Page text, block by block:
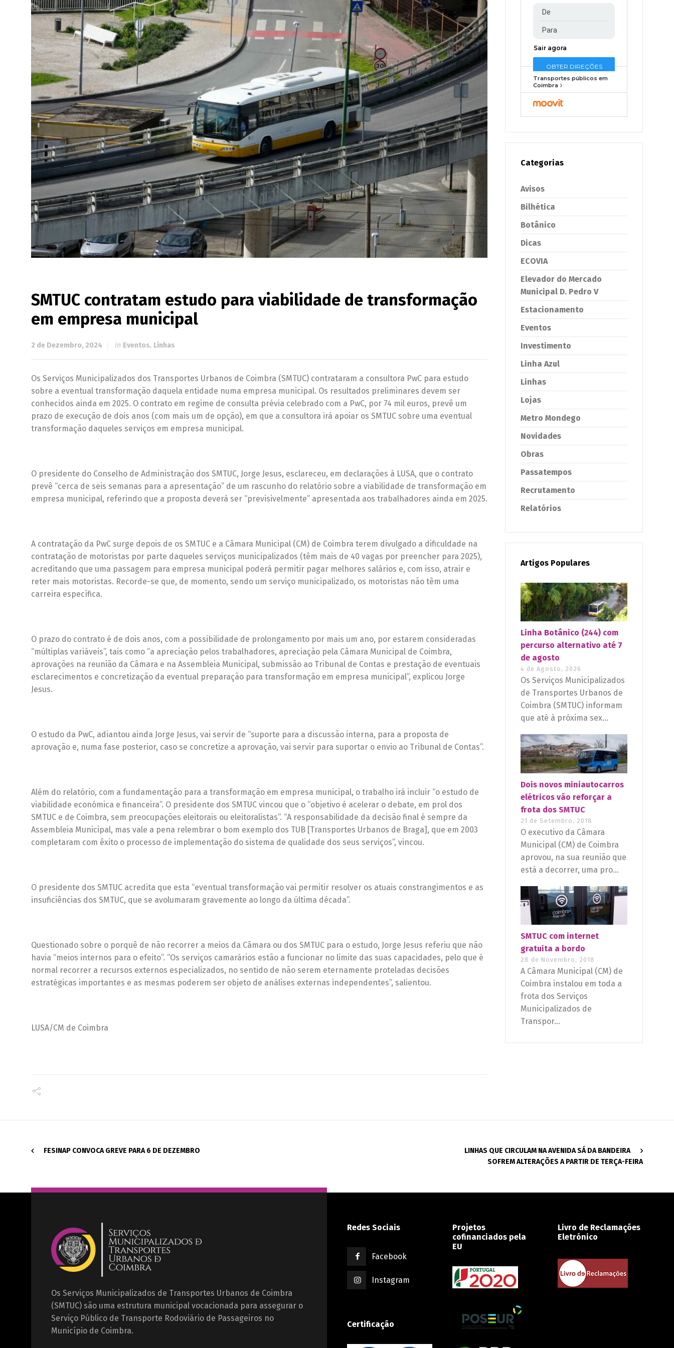
SMTUC contratam estudo para viabilidade de transformação
em empresa municipal
2 de Dezembro, 2024 in Eventos, Linhas
Os Serviços Municipalizados dos Transportes Urbanos de Coimbra (SMTUC) contrataram a consultora PwC para estudo
sobre a eventual transformação daquela entidade numa empresa municipal. Os resultados preliminares devem ser
conhecidos ainda em 2025. O contrato em regime de consulta prévia celebrado com a PwC, por 74 mil euros, prevê um
prazo de execução de dois anos (com mais um de opção), em que a consultora irá apoiar os SMTUC sobre uma eventual
transformação daqueles serviços em empresa municipal.
O presidente do Conselho de Administração dos SMTUC, Jorge Jesus, esclareceu, em declarações à LUSA, que o contrato
prevê “cerca de seis semanas para a apresentação” de um rascunho do relatório sobre a viabilidade de transformação em
empresa municipal, referindo que a proposta deverá ser “previsivelmente” apresentada aos trabalhadores ainda em 2025.
A contratação da PwC surge depois de os SMTUC e a Câmara Municipal (CM) de Coimbra terem divulgado a dificuldade na
contratação de motoristas por parte daqueles serviços municipalizados (têm mais de 40 vagas por preencher para 2025),
acreditando que uma passagem para empresa municipal poderá permitir pagar melhores salários e, com isso, atrair e
reter mais motoristas. Recorde-se que, de momento, sendo um serviço municipalizado, os motoristas não têm uma
carreira específica.
O prazo do contrato é de dois anos, com a possibilidade de prolongamento por mais um ano, por estarem consideradas
“múltiplas variáveis”, tais como “a apreciação pelos trabalhadores, apreciação pela Câmara Municipal de Coimbra,
aprovações na reunião da Câmara e na Assembleia Municipal, submissão ao Tribunal de Contas e prestação de eventuais
esclarecimentos e concretização da eventual preparação para transformação em empresa municipal”, explicou Jorge
Jesus.
O estudo da PwC, adiantou ainda Jorge Jesus, vai servir de “suporte para a discussão interna, para a proposta de
aprovação e, numa fase posterior, caso se concretize a aprovação, vai servir para suportar o envio ao Tribunal de Contas”.
Além do relatório, com a fundamentação para a transformação em empresa municipal, o trabalho irá incluir “o estudo de
viabilidade económica e financeira”. O presidente dos SMTUC vincou que o “objetivo é acelerar o debate, em prol dos
SMTUC e de Coimbra, sem preocupações eleitorais ou eleitoralistas”. “A responsabilidade da decisão final é sempre da
Assembleia Municipal, mas vale a pena relembrar o bom exemplo dos TUB [Transportes Urbanos de Braga], que em 2003
completaram com êxito o processo de implementação do sistema de qualidade dos seus serviços”, vincou.
O presidente dos SMTUC acredita que esta “eventual transformação vai permitir resolver os atuais constrangimentos e as
insuficiências dos SMTUC, que se avolumaram gravemente ao longo da última década”.
Questionado sobre o porquê de não recorrer a meios da Câmara ou dos SMTUC para o estudo, Jorge Jesus referiu que não
havia “meios internos para o efeito”. “Os serviços camarários estão a funcionar no limite das suas capacidades, pelo que é
normal recorrer a recursos externos especializados, no sentido de não serem eternamente proteladas decisões
estratégicas importantes e as mesmas poderem ser objeto de análises externas independentes”, salientou.
LUSA/CM de Coimbra
Transportes públicos em
Coimbra
Categorias
Avisos
Bilhética
Botânico
Dicas
ECOVIA
Elevador do Mercado
Municipal D. Pedro V
Estacionamento
Eventos
Investimento
Linha Azul
Linhas
Lojas
Metro Mondego
Novidades
Obras
Passatempos
Recrutamento
Relatórios
Artigos Populares
Linha Botânico (244) com
percurso alternativo até 7
de agosto
4 de Agosto, 2026
Os Serviços Municipalizados
de Transportes Urbanos de
Coimbra (SMTUC) informam
que até à próxima sex...
Dois novos miniautocarros
elétricos vão reforçar a
frota dos SMTUC
21 de Setembro, 2018
O executivo da Câmara
Municipal (CM) de Coimbra
aprovou, na sua reunião que
está a decorrer, uma pro...
SMTUC com internet
gratuita a bordo
28 de Novembro, 2018
A Câmara Municipal (CM) de
Coimbra instalou em toda a
frota dos Serviços
Municipalizados de
Transpor...
FESINAP CONVOCA GREVE PARA 6 DE DEZEMBRO
LINHAS QUE CIRCULAM NA AVENIDA SÁ DA BANDEIRA
SOFREM ALTERAÇÕES A PARTIR DE TERÇA-FEIRA
Os Serviços Municipalizados de Transportes Urbanos de Coimbra
(SMTUC) são uma estrutura municipal vocacionada para assegurar o
Serviço Público de Transporte Rodoviário de Passageiros no
Município de Coimbra.
Redes Sociais
Facebook
Instagram
Certificação
Projetos
cofinanciados pela
EU
Livro de Reclamações
Eletrónico